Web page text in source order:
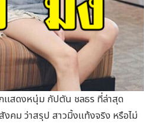
หนุ่ม กัปตัน ชลธร ที่ล่าสุด
คม ว่าสรุป สาวมิ้งแท้งจริง หรือไม่